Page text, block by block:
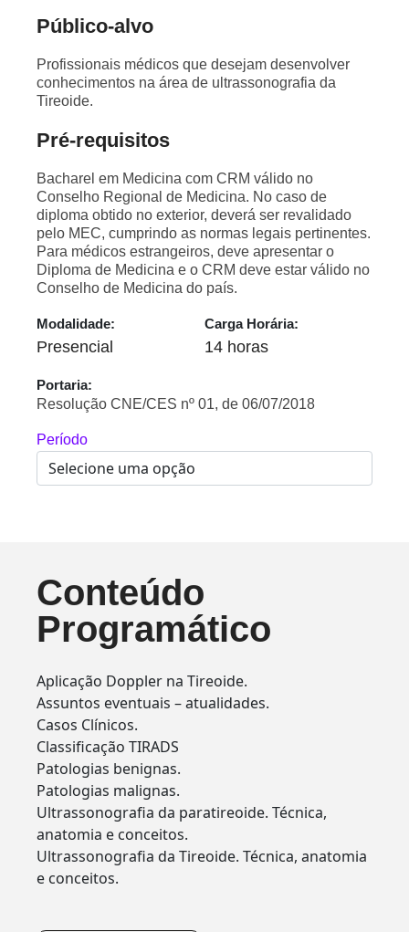
Público-alvo
Profissionais médicos que desejam desenvolver
conhecimentos na área de ultrassonografia da
Tireoide.
Pré-requisitos
Bacharel em Medicina com CRM válido no
Conselho Regional de Medicina. No caso de
diploma obtido no exterior, deverá ser revalidado
pelo MEC, cumprindo as normas legais pertinentes.
Para médicos estrangeiros, deve apresentar o
Diploma de Medicina e o CRM deve estar válido no
Conselho de Medicina do país.
Modalidade:
Presencial
Carga Horária:
14 horas
Portaria:
Resolução CNE/CES nº 01, de 06/07/2018
Período
Conteúdo
Programático
Aplicação Doppler na Tireoide.
Assuntos eventuais – atualidades.
Casos Clínicos.
Classificação TIRADS
Patologias benignas.
Patologias malignas.
Ultrassonografia da paratireoide. Técnica,
anatomia e conceitos.
Ultrassonografia da Tireoide. Técnica, anatomia
e conceitos.